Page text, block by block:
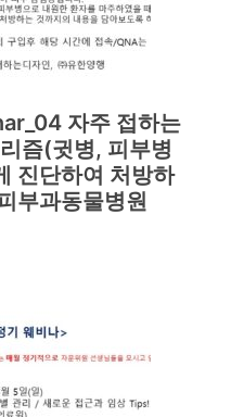
자주 접하는
즘(귓병, 피부병
진단하여 처방하
부과동물병원